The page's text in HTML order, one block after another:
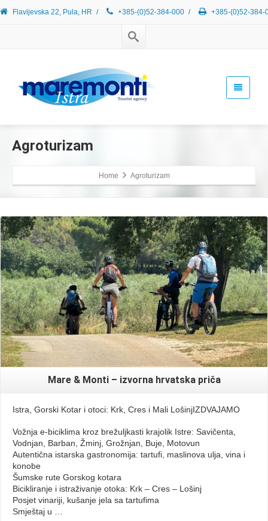
Flavijevska 22, Pula, HR / +385-(0)52-384-000 / +385-(0)52-
Agroturizam
Home Agroturizam
Read More
Mare & Monti – izvorna hrvatska priča
Istra, Gorski Kotar i otoci: Krk, Cres i Mali LošinjIZDVAJAMO
Vožnja e-biciklima kroz brežuljkasti krajolik Istre: Savičenta,
Vodnjan, Barban, Žminj, Grožnjan, Buje, Motovun
Autentična istarska gastronomija: tartufi, maslinova ulja, vina i
konobe
Šumske rute Gorskog kotara
Bicikliranje i istraživanje otoka: Krk – Cres – Lošinj
Posjet vinariji, kušanje jela sa tartufima
Smještaj u …